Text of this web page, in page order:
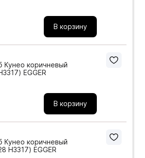
В корзину
Кунео коричневый
EGGER
В корзину
Кунео коричневый
H3317) EGGER